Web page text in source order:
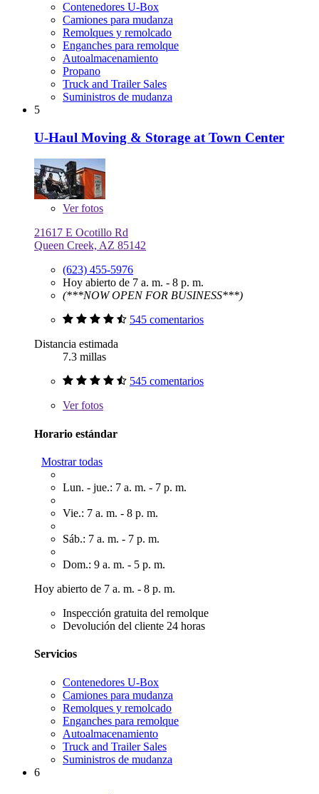
Contenedores U-Box
Camiones para mudanza
Remolques y remolcado
Enganches para remolque
Autoalmacenamiento
Propano
Truck and Trailer Sales
Suministros de mudanza
5
U-Haul Moving & Storage at Town Center
Verfotos
21617 E Ocotillo Rd
Queen Creek, AZ 85142
(623) 455-5976
Hoy abierto de 7 a. m. - 8 p. m.
(***NOW OPEN FOR BUSINESS***)
545 comentarios
Distancia estimada
7.3 millas
545 comentarios
Verfotos
Horario estándar
Mostrar todas
Lun. - jue.: 7 a. m. - 7 p. m.
Vie.: 7 a. m. - 8 p. m.
Sáb.: 7 a. m. - 7 p. m.
Dom.: 9 a. m. - 5 p. m.
Hoy abierto de 7 a. m. - 8 p. m.
Inspección gratuita del remolque
Devolución del cliente 24 horas
Servicios
Contenedores U-Box
Camiones para mudanza
Remolques y remolcado
Enganches para remolque
Autoalmacenamiento
Truck and Trailer Sales
Suministros de mudanza
6